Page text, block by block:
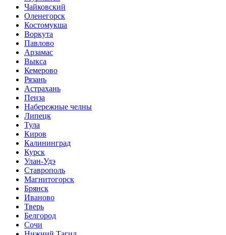
Чайковский
Оленегорск
Костомукша
Воркута
Павлово
Арзамас
Выкса
Кемерово
Рязань
Астрахань
Пенза
Набережные челны
Липецк
Тула
Киров
Калининград
Курск
Улан-Удэ
Ставрополь
Магнитогорск
Брянск
Иваново
Тверь
Белгород
Сочи